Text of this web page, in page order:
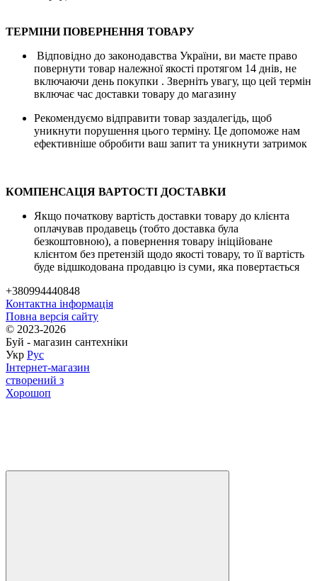
ТЕРМІНИ ПОВЕРНЕННЯ ТОВАРУ
Відповідно до законодавства України, ви маєте право
повернути товар належної якості протягом 14 днів, не
включаючи день покупки . Зверніть увагу, що цей термін
включає час доставки товару до магазину
Рекомендуємо відправити товар заздалегідь, щоб
уникнути порушення цього терміну. Це допоможе нам
ефективніше обробити ваш запит та уникнути затримок
КОМПЕНСАЦІЯ ВАРТОСТІ ДОСТАВКИ
Якщо початкову вартість доставки товару до клієнта
оплачував продавець (тобто доставка була
безкоштовною), а повернення товару ініційоване
клієнтом без претензій щодо якості товару, то її вартість
буде відшкодована продавцю із суми, яка повертається
+380994440848
Контактна інформація
Повна версія сайту
© 2023-2026
Буй - магазин сантехніки
Укр Рус
Інтернет-магазин
створений з
Хорошоп